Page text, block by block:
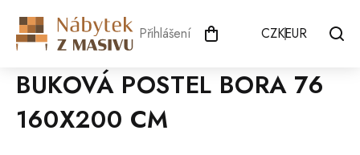
obsah
Přihlášení CZKEUR
BUKOVÁ POSTEL BORA 76
160X200 CM